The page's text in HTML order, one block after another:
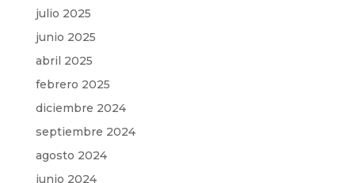
julio 2025
junio 2025
abril 2025
febrero 2025
diciembre 2024
septiembre 2024
agosto 2024
junio 2024